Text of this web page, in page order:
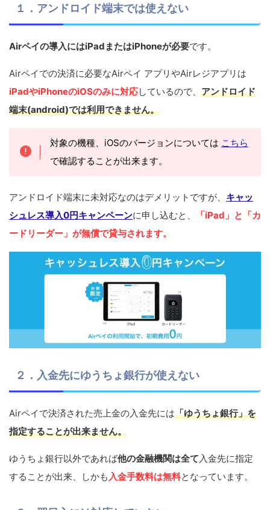
１．アンドロイド端末では使えない
Airペイの導入にはiPadまたはiPhoneが必要です。
Airペイでの決済に必要なAirペイ アプリやAirレジアプリは
iPadやiPhoneのiOSのみに対応しているので、 アンドロイド
端末(android)では利用できません。
対象の機種、iOSのバージョンについては こちら
で確認することが出来ます。
アンドロイド端末に未対応なのはデメリットですが、 キャッ
シュレス導入0円キャンペーンに申し込むと、
「iPad」と「カ
ードリーダー」が無償で貸与されます。
２．入金先にゆうちょ銀行が使えない
Airペイで決済された売上金の入金先には「ゆうちょ銀行」を
指定することが出来ません。
ゆうちょ銀行以外であれば他の金融機関は全て入金先に指定
することが出来、しかも入金手数料は無料となっています。